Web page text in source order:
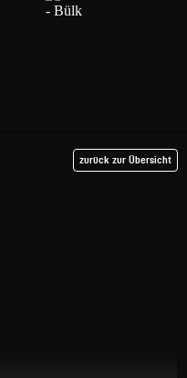
zurück zur Übersicht